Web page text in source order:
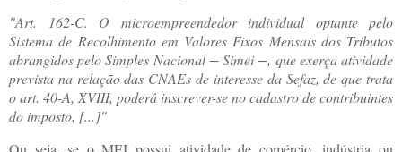
"Art. 162-C. O microempreendedor individual optante pelo
Sistema de Recolhimento em Valores Fixos Mensais dos Tributos
abrangidos pelo Simples Nacional − Simei −, que exerça atividade
prevista na relação das CNAEs de interesse da Sefaz, de que trata
o art. 40-A, XVIII, poderá inscrever-se no cadastro de contribuintes
do imposto, [...]"